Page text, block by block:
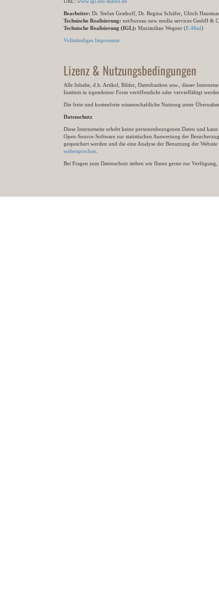
Bearbeiter: Dr. Stefan Grathoff, Dr. Regina Schäfer, Ulrich
Technische Realisierung: net/bureau new media services GmbH &
Technische Realisierung (IGL): Maximilian Wegner (E-Mail)
Vollständiges Impressum
Lizenz & Nutzungsbedingungen
Alle Inhalte, d.h. Artikel, Bilder, Datenbanken usw., dieser
Instituts in irgendeiner Form veröffentlicht oder vervielfältigt
Die freie und kostenfreie wissenschaftliche Nutzung unter
Datenschutz
Diese Internetseite erhebt keine personenbezogenen Daten und
Open-Source-Software zur statistischen Auswertung der
gespeichert werden und die eine Analyse der Benutzung der
widersprechen
Bei Fragen zum Datenschutz stehen wir Ihnen gerne zur